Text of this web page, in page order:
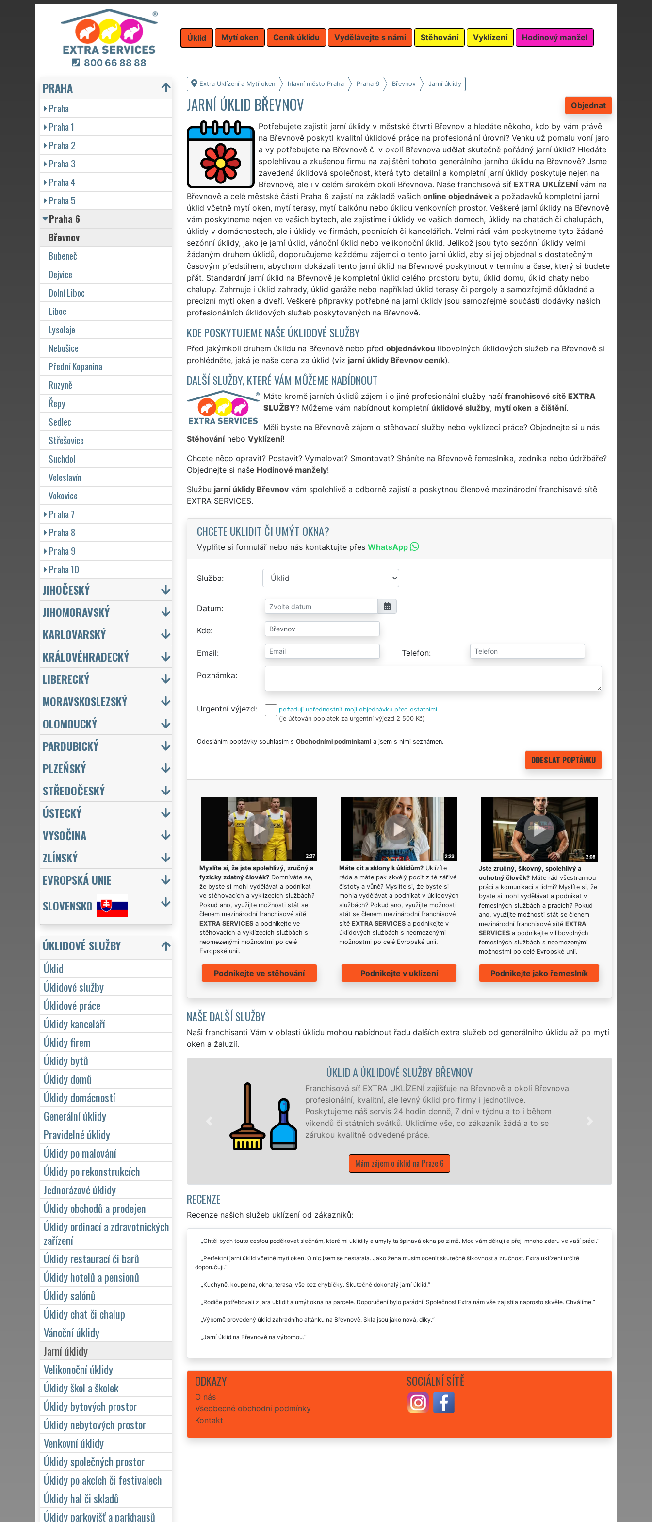
800 66 88 88
Úklid Mytí oken Ceník úklidu Vydělávejte s námi Stěhování Vyklízení Hodinový manžel
Extra Uklízení a Mytí oken hlavní město Praha Praha 6 Břevnov Jarní úklidy
Objednat
JARNÍ ÚKLID BŘEVNOV
Potřebujete zajistit jarní úklidy v městské čtvrti Břevnov a hledáte někoho, kdo by vám právě
na Břevnově poskytl kvalitní úklidové práce na profesionální úrovni? Venku už pomalu voní jaro
a vy potřebujete na Břevnově či v okolí Břevnova udělat skutečně pořádný jarní úklid? Hledáte
spolehlivou a zkušenou firmu na zajištění tohoto generálního jarního úklidu na Břevnově? Jsme
zavedená úklidová společnost, která tyto detailní a kompletní jarní úklidy poskytuje nejen na
Břevnově, ale i v celém širokém okolí Břevnova. Naše franchisová síť EXTRA UKLÍZENÍvám na
Břevnově a celé městské části Praha 6 zajistí na základě vašich online objednáveka požadavků kompletní jarní
úklid včetně mytí oken, mytí terasy, mytí balkónu nebo úklidu venkovních prostor. Veškeré jarní úklidy na Břevnově
vám poskytneme nejen ve vašich bytech, ale zajistíme i úklidy ve vašich domech, úklidy na chatách či chalupách,
úklidy v domácnostech, ale i úklidy ve firmách, podnicích či kancelářích. Velmi rádi vám poskytneme tyto žádané
sezónní úklidy, jako je jarní úklid, vánoční úklid nebo velikonoční úklid. Jelikož jsou tyto sezónní úklidy velmi
žádaným druhem úklidů, doporučujeme každému zájemci o tento jarní úklid, aby si jej objednal s dostatečným
časovým předstihem, abychom dokázali tento jarní úklid na Břevnově poskytnout v termínu a čase, který si budete
přát. Standardní jarní úklid na Břevnově je kompletní úklid celého prostoru bytu, úklid domu, úklid chaty nebo
chalupy. Zahrnuje i úklid zahrady, úklid garáže nebo například úklid terasy či pergoly a samozřejmě důkladné a
precizní mytí oken a dveří. Veškeré přípravky potřebné na jarní úklidy jsou samozřejmě součástí dodávky našich
profesionálních úklidových služeb poskytovaných na Břevnově.
KDE POSKYTUJEME NAŠE ÚKLIDOVÉ SLUŽBY
Před jakýmkoli druhem úklidu na Břevnově nebo před objednávkou libovolných úklidových služeb na Břevnově si
prohlédněte, jaká je naše cena za úklid (viz jarní úklidy Břevnov ceník).
DALŠÍ SLUŽBY, KTERÉ VÁM MŮŽEME NABÍDNOUT
Máte kromě jarních úklidů zájem i o jiné profesionální služby naší franchisové sítě EXTRA
SLUŽBY? Můžeme vám nabídnout kompletní úklidové služby, mytí oken a čištění.
Měli byste na Břevnově zájem o stěhovací služby nebo vyklízecí práce? Objednejte si u nás
Stěhovánínebo Vyklízení!
Chcete něco opravit? Postavit? Vymalovat? Smontovat? Sháníte na Břevnově řemeslníka, zedníka nebo údržbáře?
Objednejte si naše Hodinové manžely!
Službu jarní úklidy Břevnovvám spolehlivě a odborně zajistí a poskytnou členové mezinárodní franchisové sítě
EXTRA SERVICES.
CHCETE UKLIDIT ČI UMÝT OKNA?
Vyplňte si formulář nebo nás kontaktujte přes WhatsApp
Služba
Datum
Kde
Email Telefon
Poznámka
Urgentní výjezd
požaduji upřednostnit moji objednávku před ostatními
(je účtován poplatek za urgentní výjezd 2 500 Kč)
Odesláním poptávky souhlasím s Obchodními podmínkamia jsem s nimi seznámen.
Myslíte si, že jste spolehlivý, zručný a
fyzicky zdatný člověk?Domníváte se,
že byste si mohl vydělávat a podnikat
ve stěhovacích a vyklízecích službách?
Pokud ano, využijte možnosti stát se
členem mezinárodní franchisové sítě
EXTRA SERVICESa podnikejte ve
stěhovacích a vyklízecích službách s
neomezenými možnostmi po celé
Evropské unii.
Podnikejte ve stěhování
Máte cit a sklony k úklidům?Uklízíte
ráda a máte pak skvělý pocit z té zářivé
čistoty a vůně? Myslíte si, že byste si
mohla vydělávat a podnikat v úklidových
službách? Pokud ano, využijte možnosti
stát se členem mezinárodní franchisové
sítě EXTRA SERVICESa podnikejte v
úklidových službách s neomezenými
možnostmi po celé Evropské unii.
Podnikejte v uklízení
Jste zručný, šikovný, spolehlivý a
ochotný člověk? Máte rád všestrannou
práci a komunikaci s lidmi? Myslíte si, že
byste si mohl vydělávat a podnikat v
řemeslných službách a pracích? Pokud
ano, využijte možnosti stát se členem
mezinárodní franchisové sítěEXTRA
SERVICES a podnikejte v libovolných
řemeslných službách s neomezenými
možnostmi po celé Evropské unii.
Podnikejte jako řemeslník
NAŠE DALŠÍ SLUŽBY
Naši franchisanti Vám v oblasti úklidu mohou nabídnout řadu dalších extra služeb od generálního úklidu až po mytí
oken a žaluzií.
ÚKLID A ÚKLIDOVÉ SLUŽBY BŘEVNOV
Franchisová síť EXTRA UKLÍZENÍ zajišťuje na Břevnově a okolí Břevnova
profesionální, kvalitní, ale levný úklid pro firmy i jednotlivce.
Poskytujeme náš servis 24 hodin denně, 7 dní v týdnu a to i během
víkendů či státních svátků. Uklidíme vše, co zákazník žádá a to se
zárukou kvalitně odvedené práce.
Mám zájem o úklid na Praze 6
Naše společnost EXTRA UKLÍZENÍ
profesionální úklidové služby NON-
nabízíme pro všechny obchodní
domácnosti v celém hlavním městě
RECENZE
Recenze našich služeb uklízení od zákazníků:
Chtěl bych touto cestou poděkovat slečnám, které mi uklidily a umyly ta špinavá okna po zimě. Moc vám děkuji a přeji mnoho zdaru ve vaší práci.
Perfektní jarní úklid včetně mytí oken. O nic jsem se nestarala. Jako žena musím ocenit skutečně šikovnost a zručnost. Extra uklízení určitě
doporučuji.
Kuchyně, koupelna, okna, terasa, vše bez chybičky. Skutečně dokonalý jarní úklid.
Rodiče potřebovali z jara uklidit a umýt okna na parcele. Doporučení bylo parádní. Společnost Extra nám vše zajistila naprosto skvěle. Chválíme.
Výborně provedený úklid zahradního altánku na Břevnově. Skla jsou jako nová, díky.
Jarní úklid na Břevnově na výbornou.
ODKAZY
O nás
Všeobecné obchodní podmínky
Kontakt
SOCIÁLNÍ SÍTĚ
PRAHA
Praha
Praha 1
Praha 2
Praha 3
Praha 4
Praha 5
Praha 6
Břevnov
Bubeneč
Dejvice
Dolní Liboc
Liboc
Lysolaje
Nebušice
Přední Kopanina
Ruzyně
Řepy
Sedlec
Střešovice
Suchdol
Veleslavín
Vokovice
Praha 7
Praha 8
Praha 9
Praha 10
JIHOČESKÝ
JIHOMORAVSKÝ
KARLOVARSKÝ
KRÁLOVÉHRADECKÝ
LIBERECKÝ
MORAVSKOSLEZSKÝ
OLOMOUCKÝ
PARDUBICKÝ
PLZEŇSKÝ
STŘEDOČESKÝ
ÚSTECKÝ
VYSOČINA
ZLÍNSKÝ
EVROPSKÁ UNIE
SLOVENSKO
ÚKLIDOVÉ SLUŽBY
Úklid
Úklidové služby
Úklidové práce
Úklidy kanceláří
Úklidy firem
Úklidy bytů
Úklidy domů
Úklidy domácností
Generální úklidy
Pravidelné úklidy
Úklidy po malování
Úklidy po rekonstrukcích
Jednorázové úklidy
Úklidy obchodů a prodejen
Úklidy ordinací a zdravotnických
zařízení
Úklidy restaurací či barů
Úklidy hotelů a pensionů
Úklidy salónů
Úklidy chat či chalup
Vánoční úklidy
Jarní úklidy
Velikonoční úklidy
Úklidy škol a školek
Úklidy bytových prostor
Úklidy nebytových prostor
Venkovní úklidy
Úklidy společných prostor
Úklidy po akcích či festivalech
Úklidy hal či skladů
Úklidy parkovišť a parkhausů